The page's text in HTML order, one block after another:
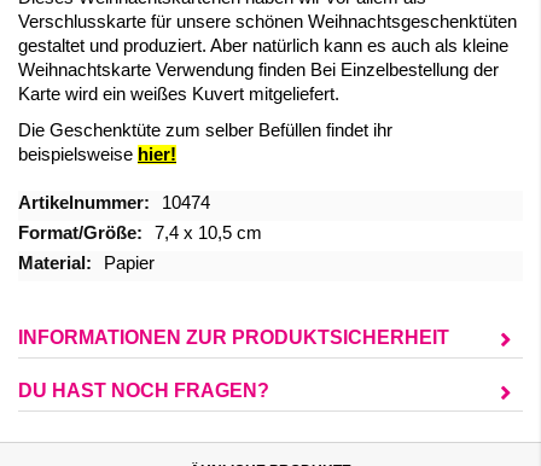
Verschlusskarte für unsere schönen Weihnachtsgeschenktüten
gestaltet und produziert. Aber natürlich kann es auch als kleine
Weihnachtskarte Verwendung finden Bei Einzelbestellung der
Karte wird ein weißes Kuvert mitgeliefert.
Die Geschenktüte zum selber Befüllen findet ihr
beispielsweise hier!
Mehr
Informationen
10474
7,4 x 10,5 cm
Papier
INFORMATIONEN ZUR PRODUKTSICHERHEIT
DU HAST NOCH FRAGEN?